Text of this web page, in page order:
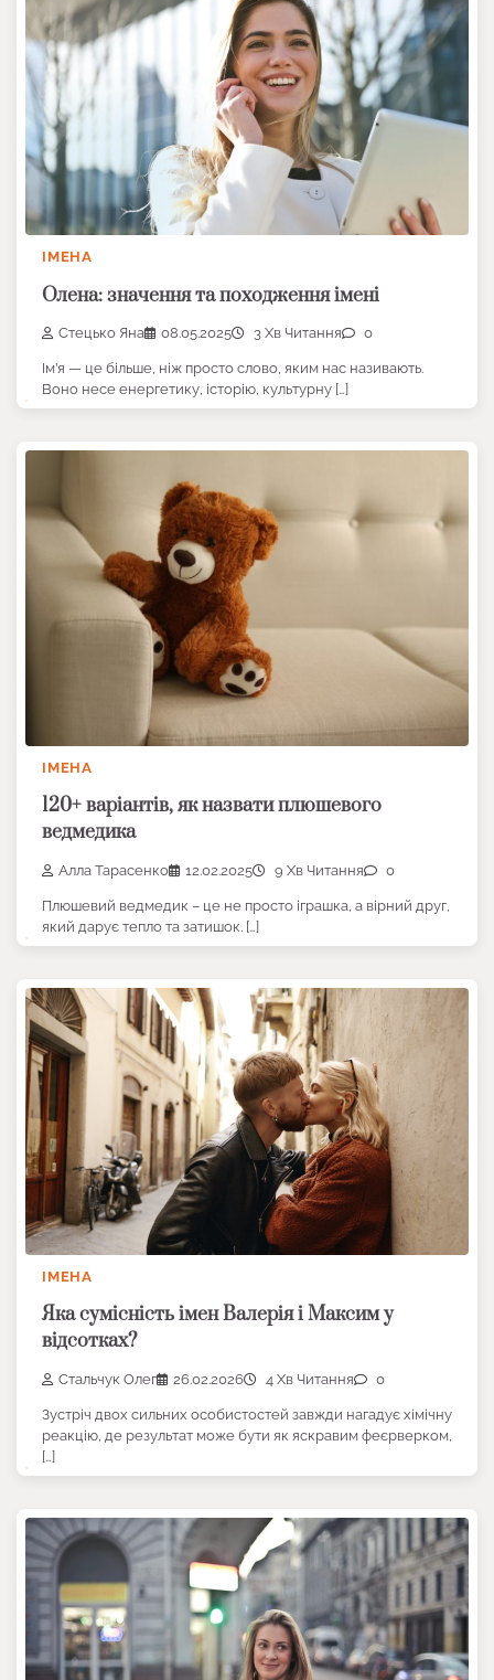
ІМЕНА
Олена: значення та походження імені
Стецько Яна 08.05.2025 3 Хв Читання 0
Ім’я — це більше, ніж просто слово, яким нас називають.
Воно несе енергетику, історію, культурну […]
ІМЕНА
120+ варіантів, як назвати плюшевого
ведмедика
Алла Тарасенко 12.02.2025 9 Хв Читання 0
Плюшевий ведмедик – це не просто іграшка, а вірний друг,
який дарує тепло та затишок. […]
ІМЕНА
Яка сумісність імен Валерія і Максим у
відсотках?
Стальчук Олег 26.02.2026 4 Хв Читання 0
Зустріч двох сильних особистостей завжди нагадує хімічну
реакцію, де результат може бути як яскравим феєрверком,
[…]